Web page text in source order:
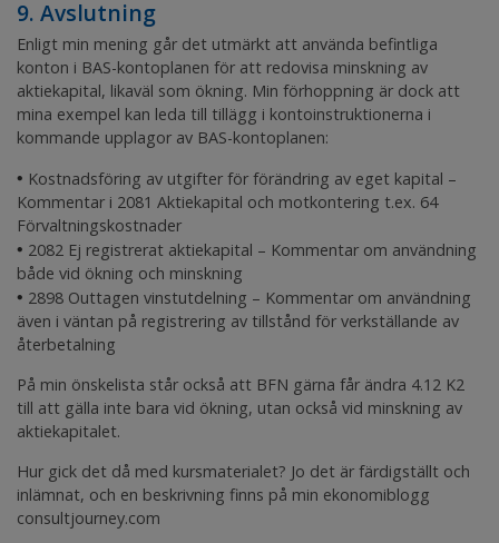
9. Avslutning
Enligt min mening går det utmärkt att använda befintliga
konton i BAS-kontoplanen för att redovisa minskning av
aktiekapital, likaväl som ökning. Min förhoppning är dock att
mina exempel kan leda till tillägg i kontoinstruktionerna i
kommande upplagor av BAS-kontoplanen:
• Kostnadsföring av utgifter för förändring av eget kapital –
Kommentar i 2081 Aktiekapital och motkontering t.ex. 64
Förvaltningskostnader
• 2082 Ej registrerat aktiekapital – Kommentar om användning
både vid ökning och minskning
• 2898 Outtagen vinstutdelning – Kommentar om användning
även i väntan på registrering av tillstånd för verkställande av
återbetalning
På min önskelista står också att BFN gärna får ändra 4.12 K2
till att gälla inte bara vid ökning, utan också vid minskning av
aktiekapitalet.
Hur gick det då med kursmaterialet? Jo det är färdigställt och
inlämnat, och en beskrivning finns på min ekonomiblogg
consultjourney.com